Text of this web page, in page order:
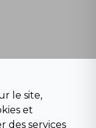
le site,
et
des services